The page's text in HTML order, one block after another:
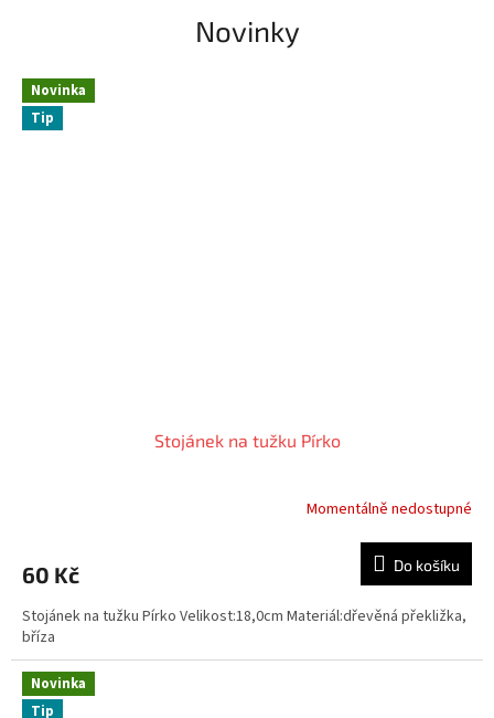
Novinky
Novinka
Tip
Stojánek na tužku Pírko
je
z
5
hvězdiček.
Momentálně nedostupné
60 Kč Do košíku
Stojánek na tužku Pírko Velikost:18,0cm Materiál:dřevěná překližka,
bříza
Novinka
Tip